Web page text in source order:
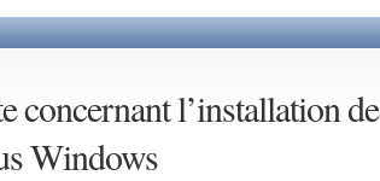
l’installation de
Windows